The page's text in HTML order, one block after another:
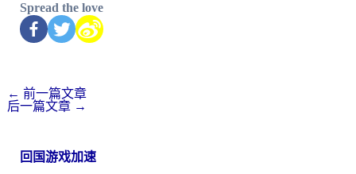
Spread the love
← 前一篇文章
后一篇文章 →
回国游戏加速